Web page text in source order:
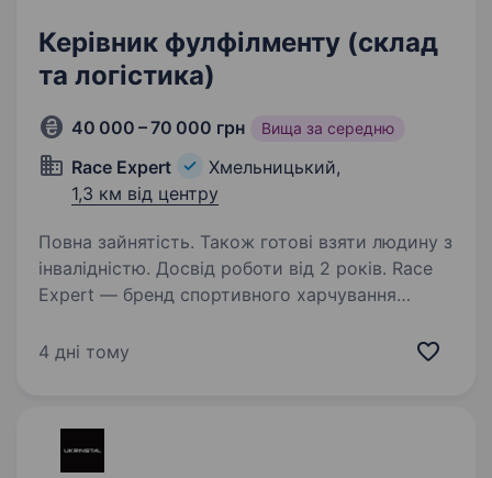
Керівник фулфілменту (склад
та логістика)
40 000 – 70 000 грн Вища за середню
Race Expert
Хмельницький,
1,3 км від центру
Повна зайнятість. Також готові взяти людину з
інвалідністю. Досвід роботи від 2 років. Race
Expert — бренд спортивного харчування
забігів і біговий клуб. Продаємо: спортивне
4 дні тому